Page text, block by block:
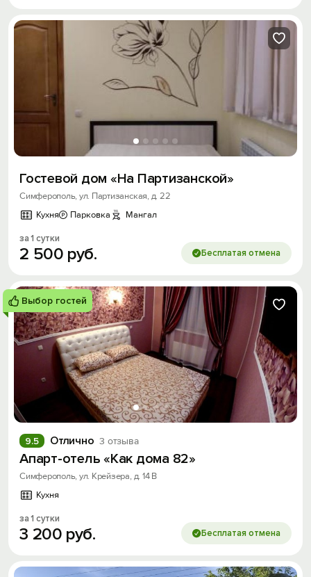
Гостевой дом «На Партизанской»
Симферополь, ул. Партизанская, д. 22
Кухня
Парковка Мангал
за 1 сутки
2 500 руб. Бесплатая отмена
Выбор гостей
Отлично 3 отзыва
9.5
Апарт-отель «Как дома 82»
Симферополь, ул. Крейзера, д. 14 В
Кухня
за 1 сутки
3 200 руб. Бесплатая отмена